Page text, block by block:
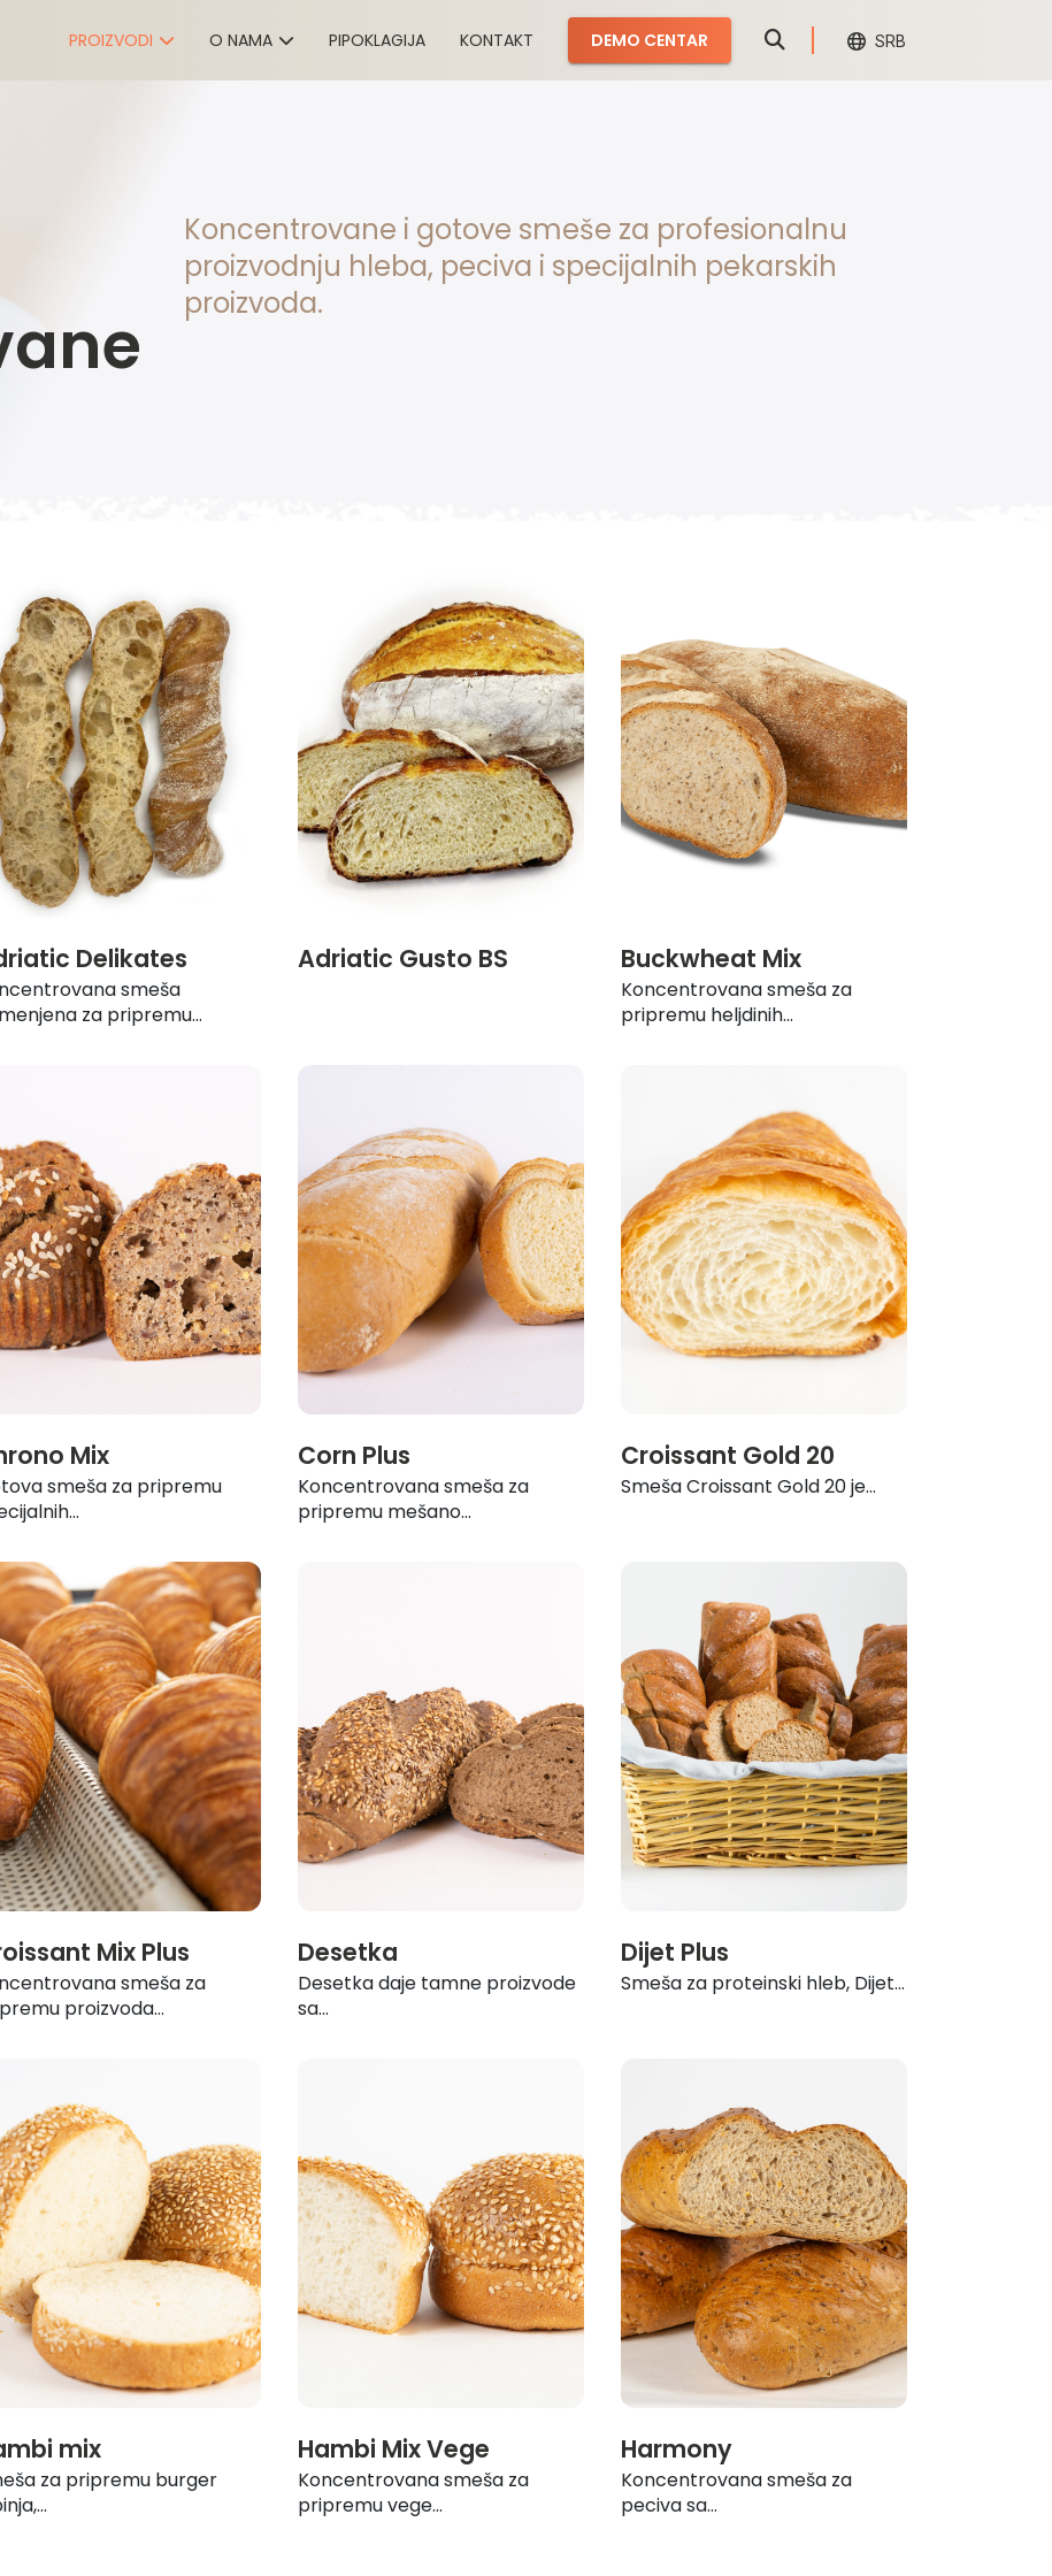
PROIZVODI O NAMA PIPOKLAGIJA KONTAKT DEMO CENTAR SRB
Koncentrovane i gotove smeše za profesionalnu
proizvodnju hleba, peciva i specijalnih pekarskih
proizvoda.
Delikates
smeša
za pripremu...
Adriatic Gusto BS Buckwheat Mix
Koncentrovana smeša za
pripremu heljdinih...
Mix
smeša za pripremu
Corn Plus
Koncentrovana smeša za
pripremu mešano...
Croissant Gold 20
Smeša Croissant Gold 20 je...
Mix Plus
smeša za
proizvoda...
Desetka
Desetka daje tamne proizvode
sa...
Dijet Plus
Smeša za proteinski hleb, Dijet...
mix
za pripremu burger
Hambi Mix Vege
Koncentrovana smeša za
pripremu vege...
Harmony
Koncentrovana smeša za
peciva sa...